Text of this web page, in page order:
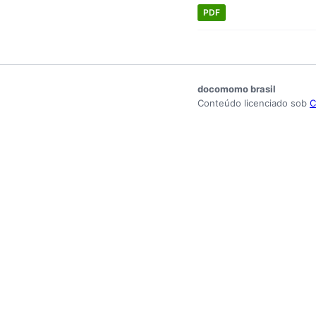
PDF
docomomo brasil
Conteúdo licenciado sob